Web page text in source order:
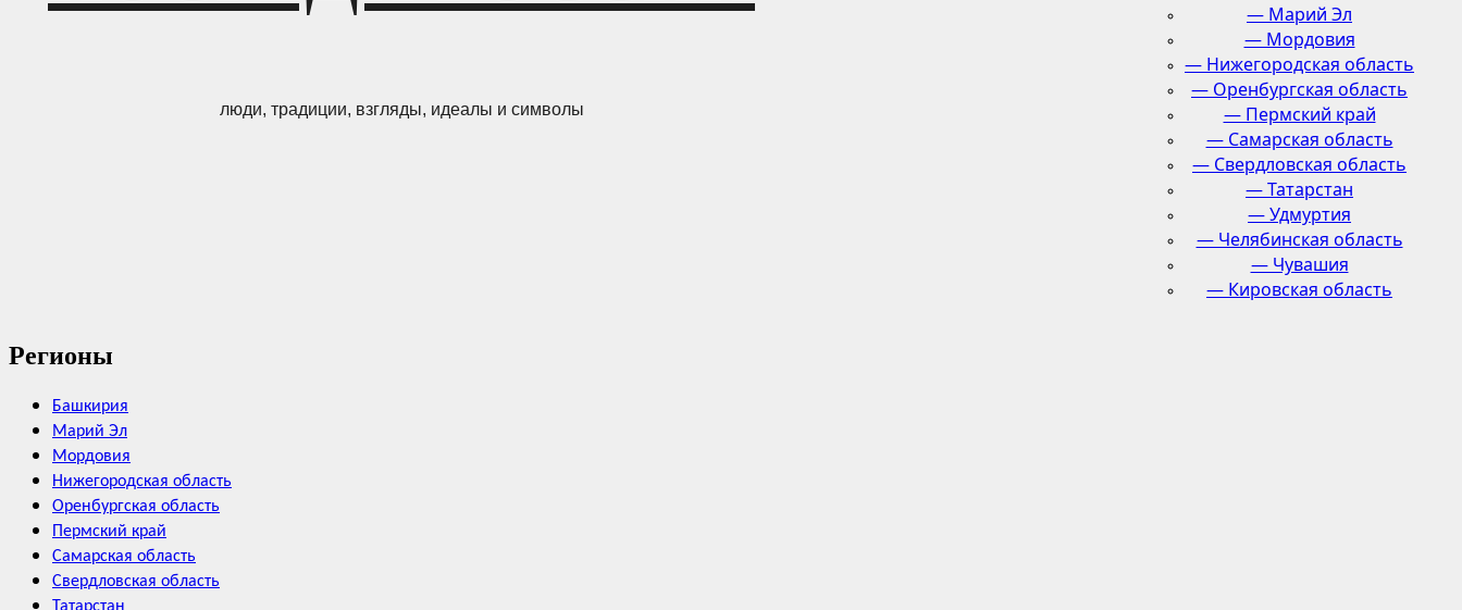
люди, традиции, взгляды, идеалы и символы
— Марий Эл
— Мордовия
— Нижегородская область
— Оренбургская область
— Пермский край
— Самарская область
— Свердловская область
— Татарстан
— Удмуртия
— Челябинская область
— Чувашия
— Кировская область
Регионы
Башкирия
Марий Эл
Мордовия
Нижегородская область
Оренбургская область
Пермский край
Самарская область
Свердловская область